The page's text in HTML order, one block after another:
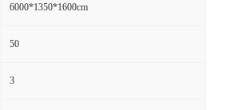
6000*1350*1600cm
50
3